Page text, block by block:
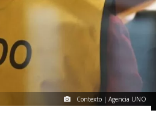
Contexto | Agencia UNO